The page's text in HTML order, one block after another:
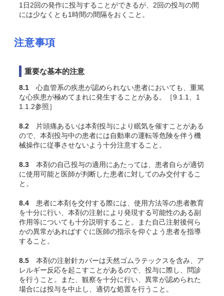
1日2回の発作に投与することができるが、2回の投与の間
には少なくとも1時間の間隔をおくこと。
注意事項
重要な基本的注意
8.1 心血管系の疾患が認められない患者においても、重篤
な心疾患が極めてまれに発生することがある。［9.1.1、1
1.1.2参照］
8.2 片頭痛あるいは本剤投与により眠気を催すことがある
ので、本剤投与中の患者には自動車の運転等危険を伴う機
械操作に従事させないよう十分注意すること。
8.3 本剤の自己投与の適用にあたっては、患者自らが適切
に使用可能と医師が判断した患者に対してのみ交付するこ
と。
8.4 患者に本剤を交付する際には、使用方法等の患者教育
を十分に行い、本剤の注射により発現する可能性のある副
作用等についても十分説明すること。また自己注射後何ら
かの異常があればすぐに医師の指示を仰ぐよう患者を指導
すること。
8.5 本剤の注射針カバーは天然ゴムラテックスを含み、ア
レルギー反応を起こすことがあるので、投与に際し、問診
を行うこと。また、観察を十分に行い、異常が認められた
場合には投与を中止し、適切な処置を行うこと。